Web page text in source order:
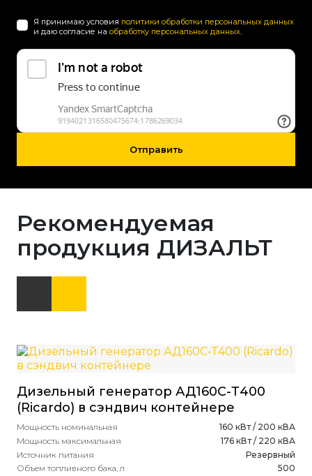
Я принимаю условия политики обработки персональных данных
и даю согласие на обработку персональных данных.
Отправить
Рекомендуемая
продукция ДИЗАЛЬТ
Дизельный генератор АД160С-Т400
(Ricardo) в сэндвич контейнере
Мощность номинальная
160 кВт / 200 кВА
Мощность максимальная
176 кВт / 220 кВА
Источник питания
Резервный
Объем топливного бака, л
500